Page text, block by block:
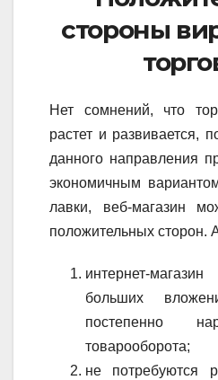
стороны
Нет сомнений, что
растет и развивается,
данного направления
экономичным
лавки, веб-магазин
положительных сторон.
интернет-
больших
постепенно
товарооборота;
не потребуются